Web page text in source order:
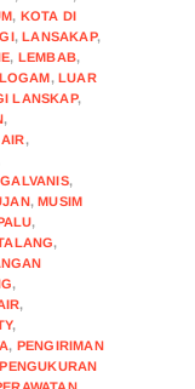
, KOTA DI
,LANSAKAP,
, LEMBAB,
LOGAM,LUAR
LANSKAP,
,
,
,
,MUSIM
,
,
,
,
,
, PENGIRIMAN
PENGUKURAN